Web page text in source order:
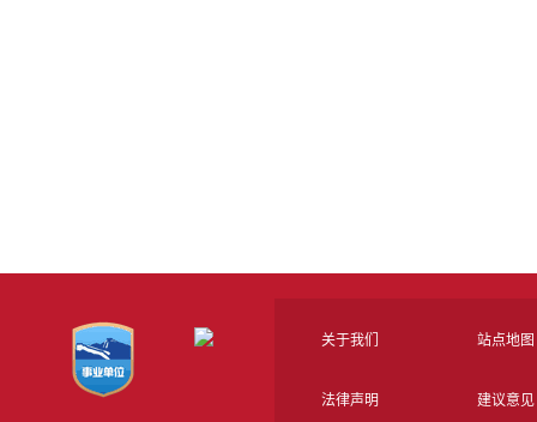
关于我们 站点地图
法律声明 建议意见